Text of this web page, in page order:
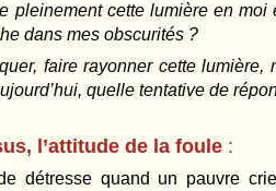
pleinement cette lumière en moi
dans mes obscurités ?
faire rayonner cette lumière,
quelle tentative de
l’attitude de la foule :
détresse quand un pauvre